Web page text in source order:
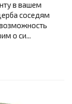
в вашем
соседям
о си...